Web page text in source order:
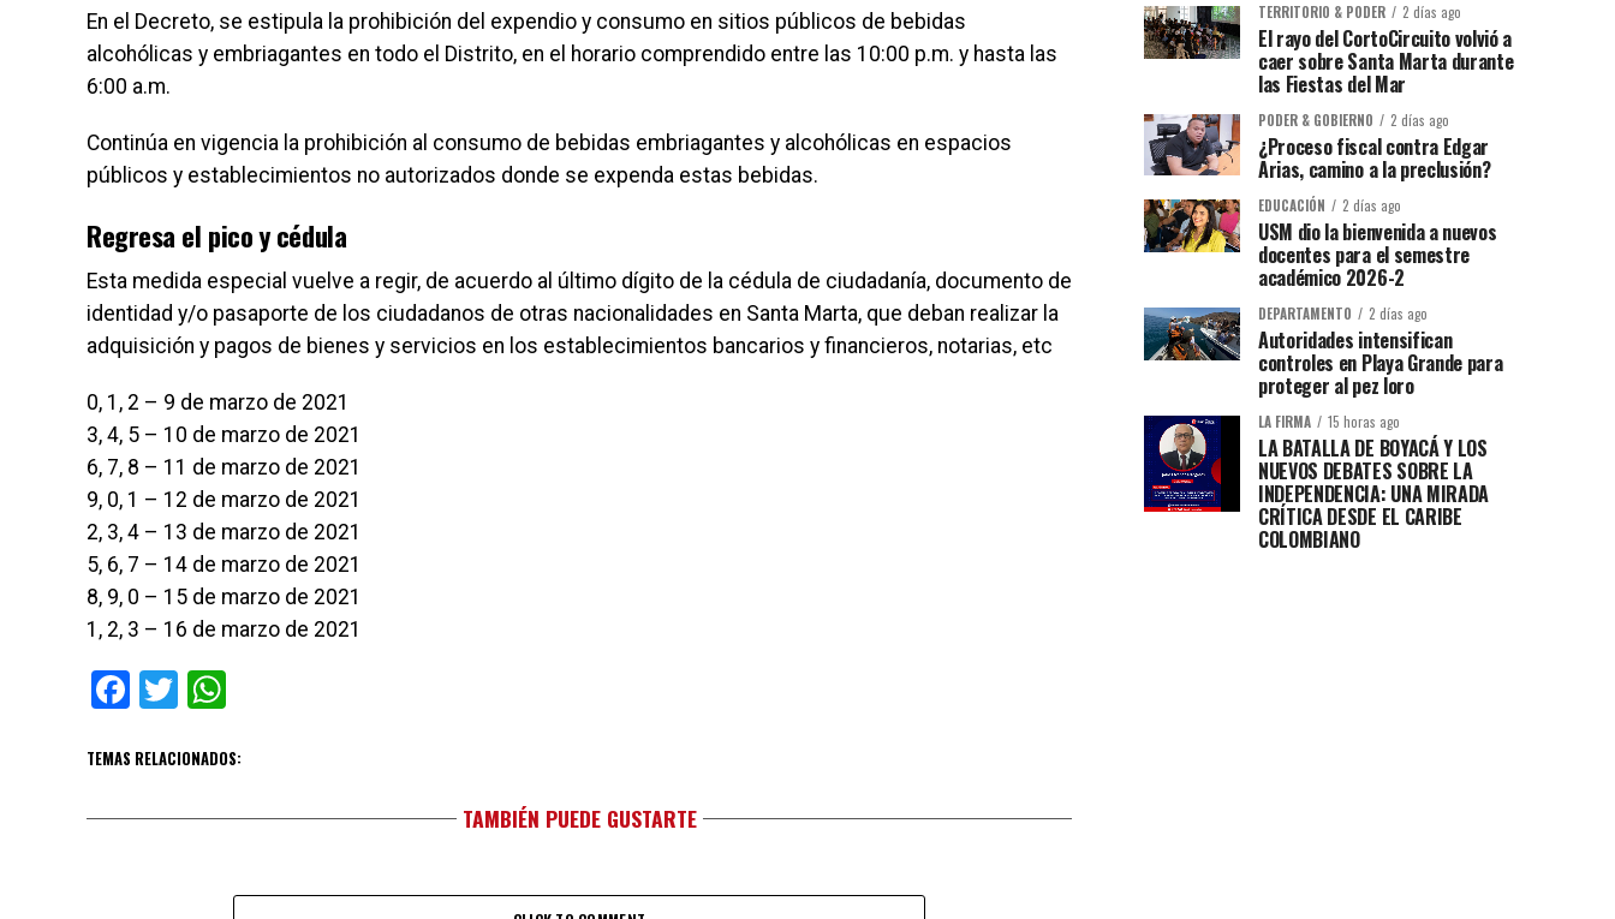
En el Decreto, se estipula la prohibición del expendio y consumo en sitios públicos de bebidas
alcohólicas y embriagantes en todo el Distrito, en el horario comprendido entre las 10:00 p.m. y hasta las
6:00 a.m.
Continúa en vigencia la prohibición al consumo de bebidas embriagantes y alcohólicas en espacios
públicos y establecimientos no autorizados donde se expenda estas bebidas.
Regresa el pico y cédula
Esta medida especial vuelve a regir, de acuerdo al último dígito de la cédula de ciudadanía, documento de
identidad y/o pasaporte de los ciudadanos de otras nacionalidades en Santa Marta, que deban realizar la
adquisición y pagos de bienes y servicios en los establecimientos bancarios y financieros, notarias, etc
0, 1, 2 – 9 de marzo de 2021
3, 4, 5 – 10 de marzo de 2021
6, 7, 8 – 11 de marzo de 2021
9, 0, 1 – 12 de marzo de 2021
2, 3, 4 – 13 de marzo de 2021
5, 6, 7 – 14 de marzo de 2021
8, 9, 0 – 15 de marzo de 2021
1, 2, 3 – 16 de marzo de 2021
Facebook
Twitter
TEMAS RELACIONADOS:
TAMBIÉN PUEDE GUSTARTE
TERRITORIO & PODER 2 días ago
El rayo del CortoCircuito volvió a
caer sobre Santa Marta durante
las Fiestas del Mar
PODER & GOBIERNO 2 días ago
¿Proceso fiscal contra Edgar
Arias, camino a la preclusión?
EDUCACIÓN 2 días ago
USM dio la bienvenida a nuevos
docentes para el semestre
académico 2026-2
DEPARTAMENTO 2 días ago
Autoridades intensifican
controles en Playa Grande para
proteger al pez loro
LA FIRMA 15 horas ago
LA BATALLA DE BOYACÁ Y LOS
NUEVOS DEBATES SOBRE LA
INDEPENDENCIA: UNA MIRADA
CRÍTICA DESDE EL CARIBE
COLOMBIANO